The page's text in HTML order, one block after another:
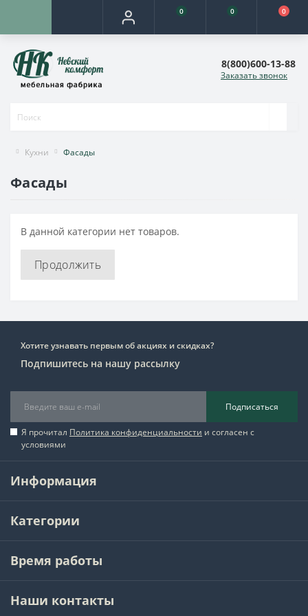
0 0 0
8(800)600-13-88
Заказать звонок
Кухни Фасады
Фасады
В данной категории нет товаров.
Продолжить
Хотите узнавать первым об акциях и скидках?
Подпишитесь на нашу рассылку
Подписаться
Я прочитал Политика конфиденциальности и согласен с
условиями
Информация
Категории
Время работы
Наши контакты